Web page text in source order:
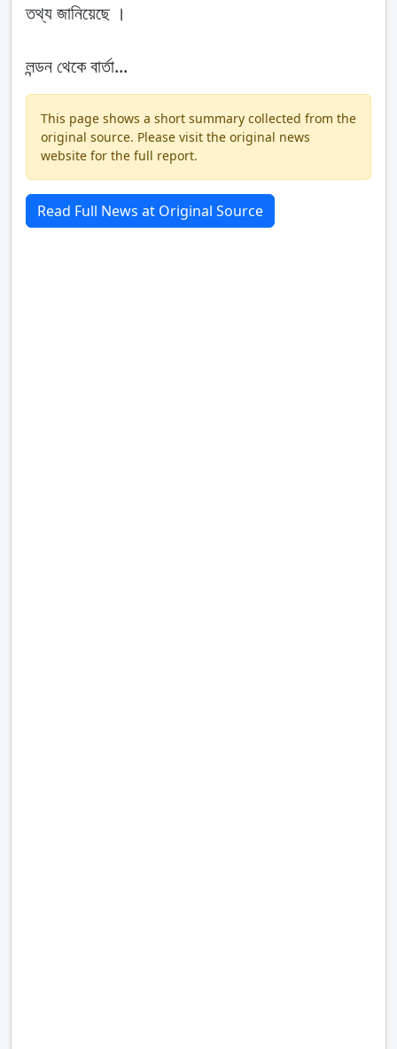
তথ্য জানিয়েছে ।
লন্ডন থেকে বার্তা...
This page shows a short summary collected from the
original source. Please visit the original news
website for the full report.
Read Full News at Original Source